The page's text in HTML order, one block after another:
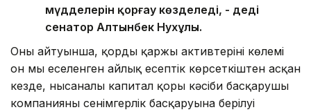
мүдделерін қорғау көзделеді, - деді
сенатор Алтынбек Нухұлы.
Оның айтуынша, қордың қаржы активтерінің көлемі
он мың еселенген айлық есептік көрсеткіштен асқан
кезде, нысаналы капитал қоры кәсіби басқарушы
компанияның сенімгерлік басқаруына берілуі